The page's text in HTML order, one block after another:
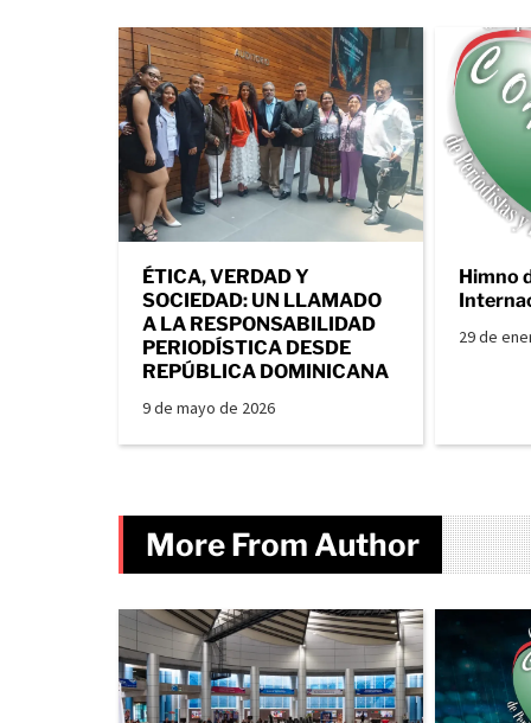
ÉTICA, VERDAD Y
SOCIEDAD: UN LLAMADO
A LA RESPONSABILIDAD
PERIODÍSTICA DESDE
REPÚBLICA DOMINICANA
9 de mayo de 2026
Himno
29 de
More From Author